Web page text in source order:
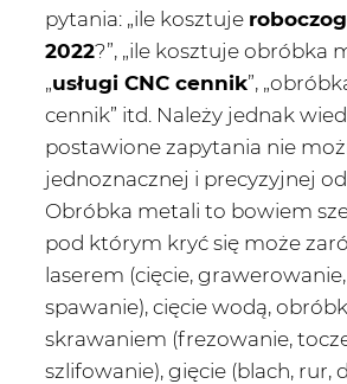
pytania: „ile kosztuje
2022?”, „ile kosztuje obróbka
„usługi CNC cennik”,
cennik” itd. Należy jednak
postawione zapytania nie
jednoznacznej i precyzyjnej
Obróbka metali to bowiem
pod którym kryć się może
laserem (cięcie,
spawanie), cięcie wodą,
skrawaniem (frezowanie,
szlifowanie), gięcie (blach, rur,